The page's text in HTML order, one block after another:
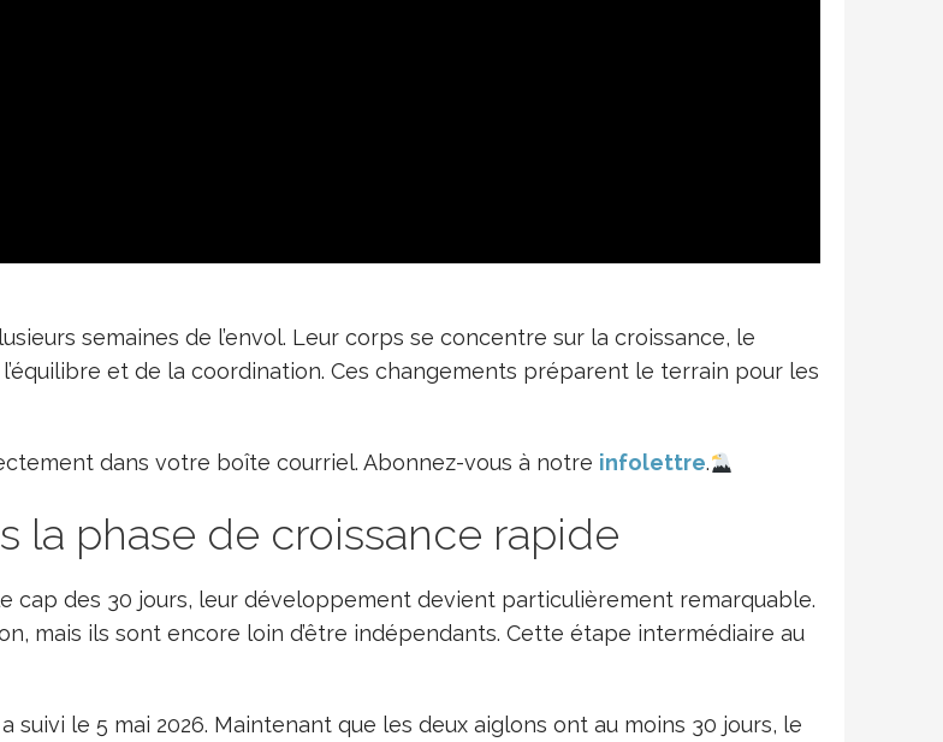
semaines de l’envol. Leur corps se concentre sur la croissance, le
et de la coordination. Ces changements préparent le terrain pour les
dans votre boîte courriel. Abonnez-vous à notre infolettre.
la phase de croissance rapide
cap des 30 jours, leur développement devient particulièrement remarquable.
mais ils sont encore loin d’être indépendants. Cette étape intermédiaire au
suivi le 5 mai 2026. Maintenant que les deux aiglons ont au moins 30 jours, le